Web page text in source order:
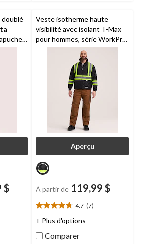
doublé
$
Veste isotherme haute
visibilité avec isolant T-Max
pour hommes, série WorkPro,
Dakota
Aperçu
À partir de 119,99 $
4.7 (7)
4.7
étoile(s)
5.
+ Plus d'options
Comparer